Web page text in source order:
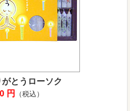
とうローソク
円
（税込）